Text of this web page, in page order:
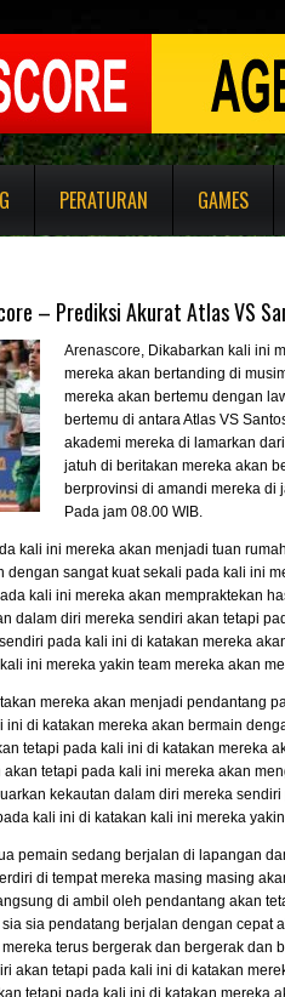
PERATURAN GAMES
– Prediksi Akurat Atlas VS
Arenascore, Dikabarkan kali ini
mereka akan bertanding di
mereka akan bertemu dengan
bertemu di antara Atlas VS
akademi mereka di lamarkan
jatuh di beritakan mereka akan
berprovinsi di amandi mereka di
Pada jam 08.00 WIB.
kali ini mereka akan menjadi tuan
dengan sangat kuat sekali pada kali ini
kali ini mereka akan mempraktekan
dalam diri mereka sendiri akan tetapi
pada kali ini di katakan mereka
ini mereka yakin team mereka akan
mereka akan menjadi pendantang
ini di katakan mereka akan bermain
tetapi pada kali ini di katakan mereka
tetapi pada kali ini mereka akan
kekautan dalam diri mereka
kali ini di katakan kali ini mereka
pemain sedang berjalan di lapangan
di tempat mereka masing masing
di ambil oleh pendantang akan
sia pendatang berjalan dengan cepat
terus bergerak dan bergerak dan
akan tetapi pada kali ini di katakan
tetapi pada kali ini di katakan mereka